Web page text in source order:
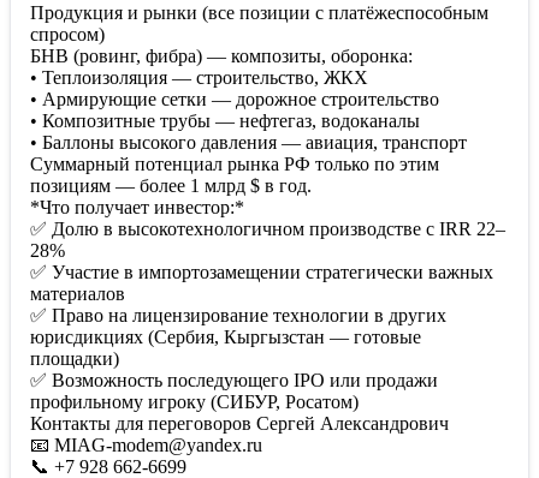
Продукция и рынки (все позиции с платёжеспособным
спросом)
БНВ (ровинг, фибра) — композиты, оборонка:
• Теплоизоляция — строительство, ЖКХ
• Армирующие сетки — дорожное строительство
• Композитные трубы — нефтегаз, водоканалы
• Баллоны высокого давления — авиация, транспорт
Суммарный потенциал рынка РФ только по этим
позициям — более 1 млрд $ в год.
*Что получает инвестор:*
✅ Долю в высокотехнологичном производстве с IRR 22–
28%
✅ Участие в импортозамещении стратегически важных
материалов
✅ Право на лицензирование технологии в других
юрисдикциях (Сербия, Кыргызстан — готовые
площадки)
✅ Возможность последующего IPO или продажи
профильному игроку (СИБУР, Росатом)
Контакты для переговоров Сергей Александрович
📧 MIAG-modem@yandex.ru
📞 +7 928 662-6699